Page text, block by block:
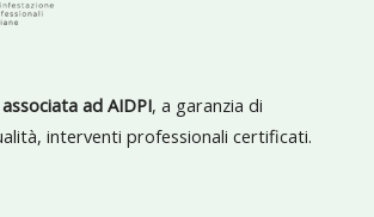
ad AIDPI, a garanzia di
interventi professionali certificati.